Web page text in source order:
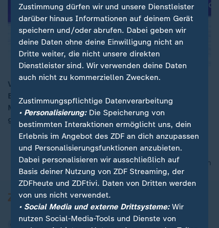
00:15
Vor acht Jahren gab es die letzte deutsche
Eiskunstlaufmedaille. Als Aljona Savchenko und Bruno
Massot 2018 in Pyeongchang mit einer Traumkür Gold
gewannen. Eine wahre Sternstunde im Paarlauf.
nach oben
Zustimmung dürfen wir und unsere Dienstleister
darüber hinaus Informationen auf deinem Gerät
speichern und/oder abrufen. Dabei geben wir
deine Daten ohne deine Einwilligung nicht an
Dritte weiter, die nicht unsere direkten
Dienstleister sind. Wir verwenden deine Daten
auch nicht zu kommerziellen Zwecken.
Zustimmungspflichtige Datenverarbeitung
• Personalisierung:Die Speicherung von
bestimmten Interaktionen ermöglicht uns, dein
Erlebnis im Angebot des ZDF an dich anzupassen
und Personalisierungsfunktionen anzubieten.
Dabei personalisieren wir ausschließlich auf
Basis deiner Nutzung von ZDF Streaming, der
ZDFheute und ZDFtivi. Daten von Dritten werden
von uns nicht verwendet.
• Social Media und externe Drittsysteme:Wir
nutzen Social-Media-Tools und Dienste von